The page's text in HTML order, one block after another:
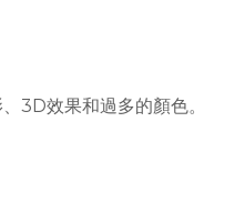
3D效果和過多的顏色。